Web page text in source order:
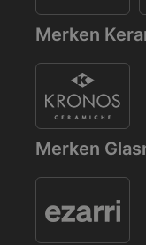
Merken
Merken